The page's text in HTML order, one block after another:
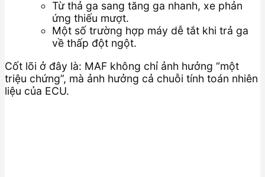
Từ thả ga sang tăng ga nhanh, xe phản
ứng thiếu mượt.
Một số trường hợp máy dễ tắt khi trả ga
về thấp đột ngột.
Cốt lõi ở đây là: MAF không chỉ ảnh hưởng “một
triệu chứng”, mà ảnh hưởng cả chuỗi tính toán nhiên
liệu của ECU.